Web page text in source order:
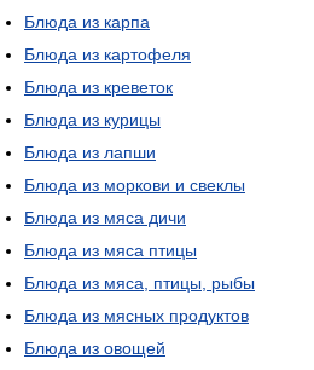
Блюда из карпа
Блюда из картофеля
Блюда из креветок
Блюда из курицы
Блюда из лапши
Блюда из моркови и свеклы
Блюда из мяса дичи
Блюда из мяса птицы
Блюда из мяса, птицы, рыбы
Блюда из мясных продуктов
Блюда из овощей